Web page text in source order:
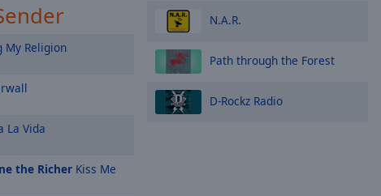
My Religion
La Vida
the Richer Kiss Me
N.A.R.
Path through the Forest
D-Rockz Radio